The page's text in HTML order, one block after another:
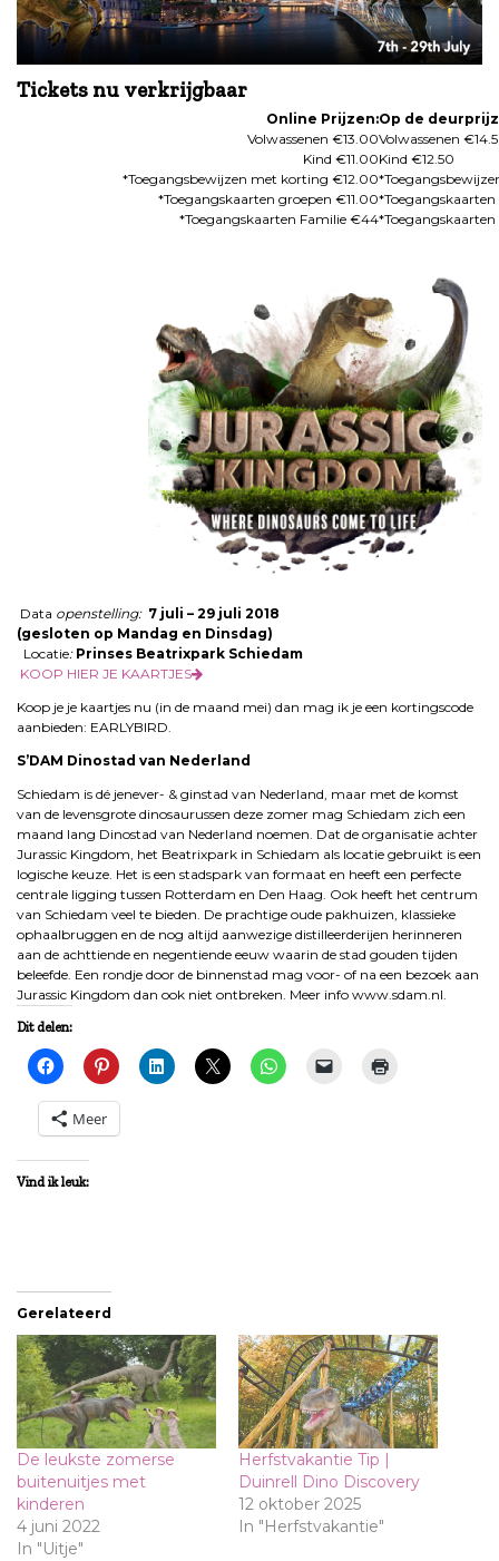
Tickets nu verkrijgbaar
Online Prijzen:Op de
Volwassenen €13.00Volwassenen
Kind €11.00Kind €12.50
*Toegangsbewijzen met korting €12.00
*Toegangskaarten groepen €11.00
*Toegangskaarten Familie €44
Data openstelling: 7 juli – 29 juli 2018
(gesloten op Mandag en Dinsdag)
Locatie: Prinses Beatrixpark Schiedam
KOOP HIER JE KAARTJES
Koop je je kaartjes nu (in de maand mei) dan mag ik je een kortingscode
aanbieden: EARLYBIRD.
S’DAM Dinostad van Nederland
Schiedam is dé jenever- & ginstad van Nederland, maar met de komst
van de levensgrote dinosaurussen deze zomer mag Schiedam zich een
maand lang Dinostad van Nederland noemen. Dat de organisatie achter
Jurassic Kingdom, het Beatrixpark in Schiedam als locatie gebruikt is een
logische keuze. Het is een stadspark van formaat en heeft een perfecte
centrale ligging tussen Rotterdam en Den Haag. Ook heeft het centrum
van Schiedam veel te bieden. De prachtige oude pakhuizen, klassieke
ophaalbruggen en de nog altijd aanwezige distilleerderijen herinneren
aan de achttiende en negentiende eeuw waarin de stad gouden tijden
beleefde. Een rondje door de binnenstad mag voor- of na een bezoek aan
Jurassic Kingdom dan ook niet ontbreken. Meer info www.sdam.nl.
Dit delen:
Meer
Vind ik leuk:
Gerelateerd
De leukste zomerse
buitenuitjes met
kinderen
4 juni 2022
In "Uitje"
Herfstvakantie Tip |
Duinrell Dino Discovery
12 oktober 2025
In "Herfstvakantie"